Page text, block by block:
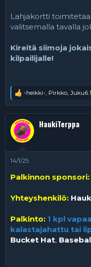
Lahjakortti
valitsemalla tavalla
Kireitä siimoja
kilpailijalle!
R
a
k
t
i
o
t
:
-heikki- Pirkko Juku6.1
HaukiTerppa
14/1/25
Palkinnon sponsori:
Yhteyshenkilö:
Palkinto: 1 kpl
kalastajahattu tai
Bucket Hat,